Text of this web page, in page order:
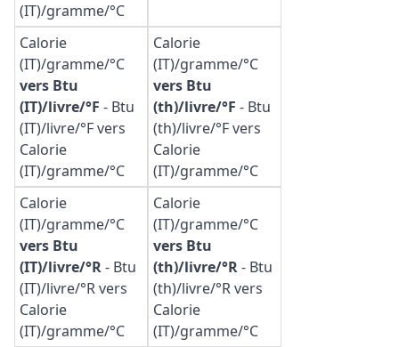
(IT)/gramme/°C
Calorie
(IT)/gramme/°C
vers Btu
(IT)/livre/°F - Btu
(IT)/livre/°F vers
Calorie
(IT)/gramme/°C
Calorie
(IT)/gramme/°C
vers Btu
(th)/livre/°F - Btu
(th)/livre/°F vers
Calorie
(IT)/gramme/°C
Calorie
(IT)/gramme/°C
vers Btu
(IT)/livre/°R- Btu
(IT)/livre/°R vers
Calorie
(IT)/gramme/°C
Calorie
(IT)/gramme/°C
vers Btu
(th)/livre/°R- Btu
(th)/livre/°R vers
Calorie
(IT)/gramme/°C